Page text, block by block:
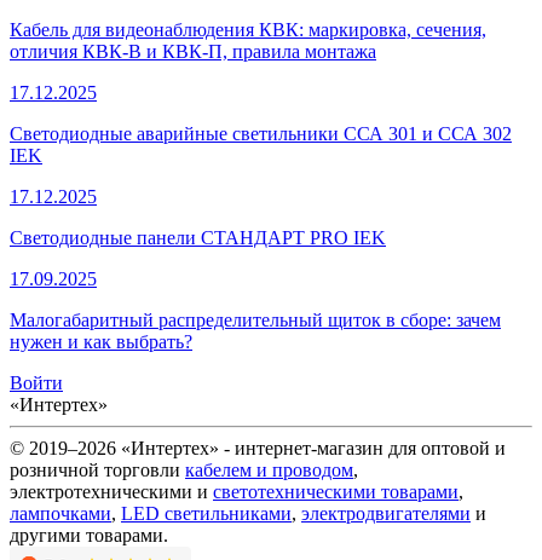
Кабель для видеонаблюдения КВК: маркировка, сечения,
отличия КВК-В и КВК-П, правила монтажа
17.12.2025
Светодиодные аварийные светильники ССА 301 и ССА 302
IEK
17.12.2025
Светодиодные панели СТАНДАРТ PRO IEK
17.09.2025
Малогабаритный распределительный щиток в сборе: зачем
нужен и как выбрать?
Войти
«Интертех»
© 2019–2026 «Интертех» - интернет-магазин для оптовой и
розничной торговли кабелем и проводом,
электротехническими и светотехническими товарами,
лампочками, LED светильниками, электродвигателями и
другими товарами.